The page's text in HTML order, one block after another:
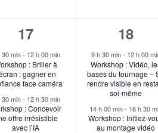
2
évènements,
17
30 min- 12 h 00 min
: Briller à
: gagner en
face caméra
30 min- 12 h 30 min
: Concevoir
offre irrésistible
avec l’IA
2
18
9 h 30 min- 12 h 00
Workshop : Vidéo,
bases du tournage –
rendre visible en
soi-même
14 h 00 min- 16 h 30
Workshop : Initiez-
au montage vidéo